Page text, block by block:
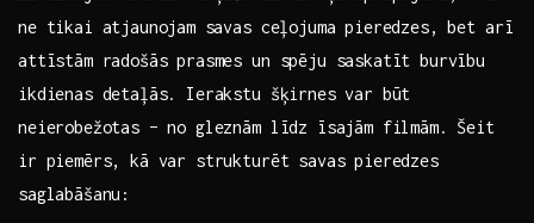
ne tikai atjaunojam⁢ savas ceļojuma‍ pieredzes, bet arī
attīstām radošās prasmes un‍ spēju saskatīt burvību
ikdienas detaļās. Ierakstu šķirnes var būt
neierobežotas – no gleznām līdz īsajām filmām. Šeit
ir piemērs,‌ kā var strukturēt savas pieredzes ​
saglabāšanu: